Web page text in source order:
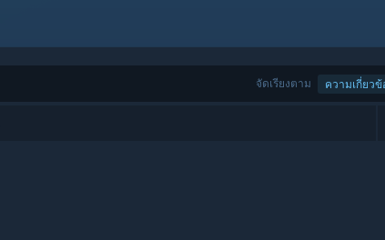
จัดเรียงตาม ความเกี่ยวข้